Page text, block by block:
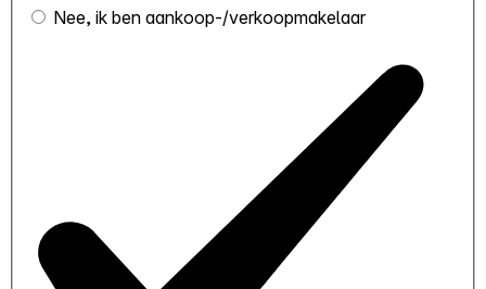
Nee, ik ben aankoop-/verkoopmakelaar